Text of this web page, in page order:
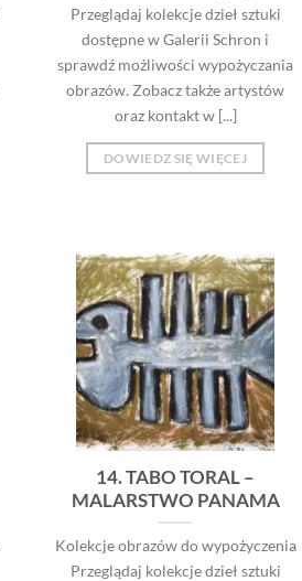
Przeglądaj kolekcje dzieł sztuki
dostępne w Galerii Schron i
sprawdź możliwości wypożyczania
obrazów. Zobacz także artystów
oraz kontakt w [...]
DOWIEDZ SIĘ WIĘCEJ
14. TABO TORAL –
MALARSTWO PANAMA
Kolekcje obrazów do wypożyczenia
Przeglądaj kolekcje dzieł sztuki